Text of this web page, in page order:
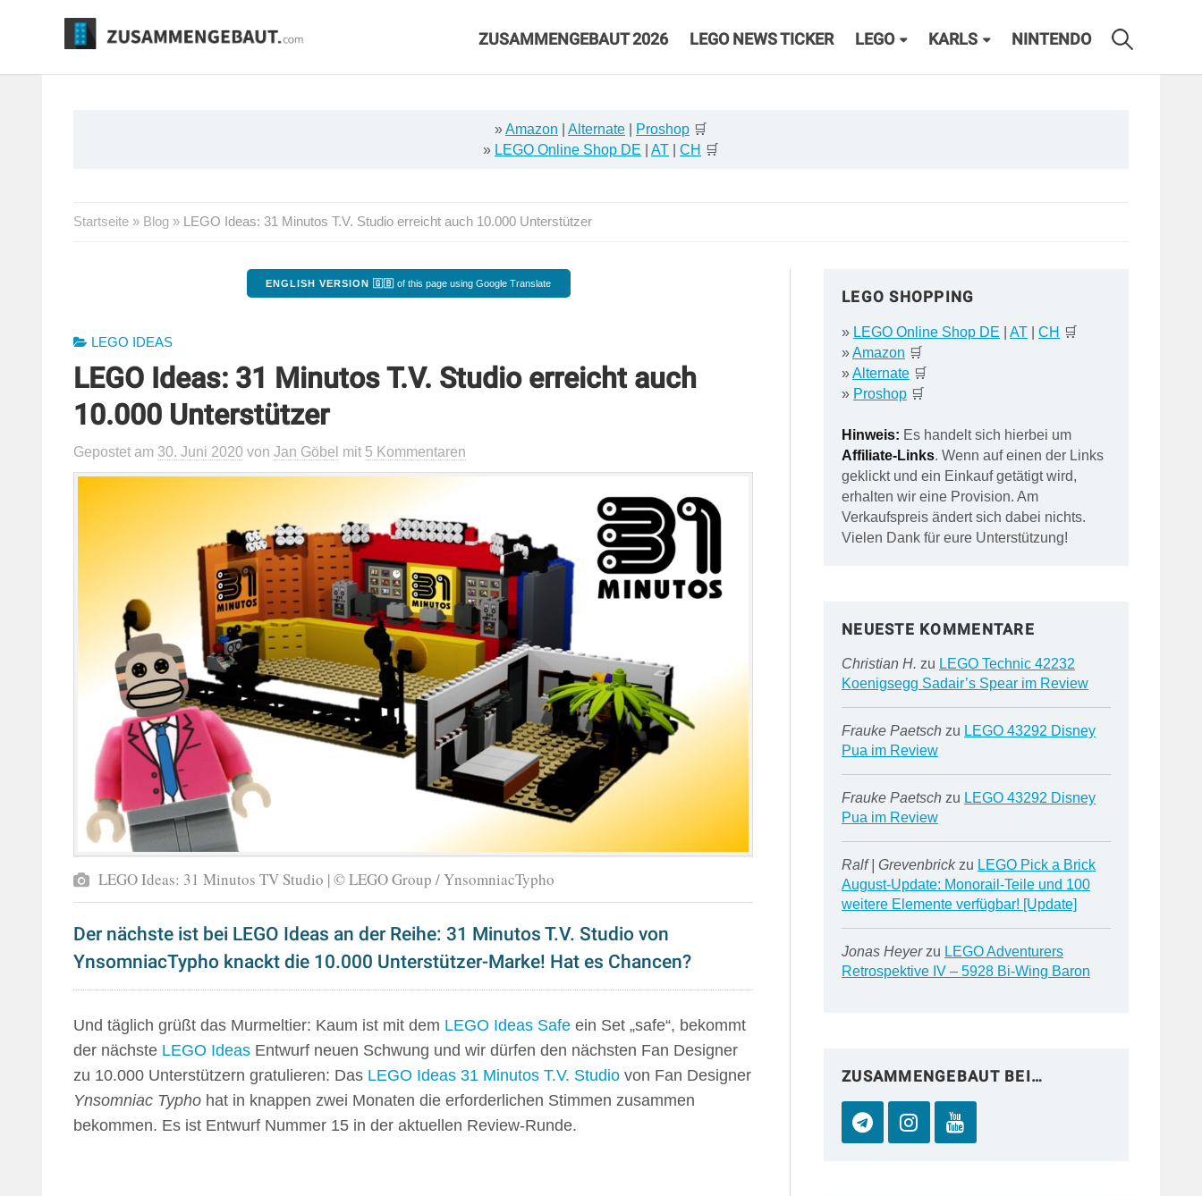
ZUSAMMENGEBAUT 2026 LEGO NEWS TICKER LEGO KARLS NINTENDO
»Amazon Alternate Proshop 🛒
» LEGO Online Shop DE AT CH 🛒
Startseite » Blog » LEGO Ideas: 31 Minutos T.V. Studio erreicht auch 10.000 Unterstützer
ENGLISH VERSION 🇬🇧 of this page using Google Translate
LEGO IDEAS
LEGO Ideas: 31 Minutos T.V. Studio erreicht auch
10.000 Unterstützer
Gepostet am 30. Juni 2020 von Jan Göbel mit 5 Kommentaren
LEGO Ideas: 31 Minutos TV Studio | © LEGO Group / YnsomniacTypho
Der nächste ist bei LEGO Ideas an der Reihe: 31 Minutos T.V. Studio von
YnsomniacTypho knackt die 10.000 Unterstützer-Marke! Hat es Chancen?
Und täglich grüßt das Murmeltier: Kaum ist mit dem LEGO Ideas Safe ein Set „safe“, bekommt
der nächste LEGO Ideas Entwurf neuen Schwung und wir dürfen den nächsten Fan Designer
zu 10.000 Unterstützern gratulieren: Das LEGO Ideas 31 Minutos T.V. Studio von Fan Designer
Ynsomniac Typho hat in knappen zwei Monaten die erforderlichen Stimmen zusammen
bekommen. Es ist Entwurf Nummer 15 in der aktuellen Review-Runde.
LEGO SHOPPING
» LEGO Online Shop DE AT| CH 🛒
»Amazon 🛒
»Alternate🛒
» Proshop🛒
Hinweis: Es handelt sich hierbei um
Affiliate-Links. Wenn auf einen der Links
geklickt und ein Einkauf getätigt wird,
erhalten wir eine Provision. Am
Verkaufspreis ändert sich dabei nichts.
Vielen Dank für eure Unterstützung!
NEUESTE KOMMENTARE
Christian H. zu LEGO Technic 42232
Koenigsegg Sadair’s Spear im Review
Frauke Paetschzu LEGO 43292 Disney
Pua im Review
Frauke Paetschzu LEGO 43292 Disney
Pua im Review
Ralf | Grevenbrickzu LEGO Pick a Brick
August-Update: Monorail-Teile und 100
weitere Elemente verfügbar! [Update]
Jonas Heyerzu LEGO Adventurers
Retrospektive IV – 5928 Bi-Wing Baron
ZUSAMMENGEBAUT BEI…